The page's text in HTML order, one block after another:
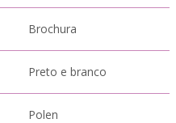
Brochura
Preto e branco
Polen